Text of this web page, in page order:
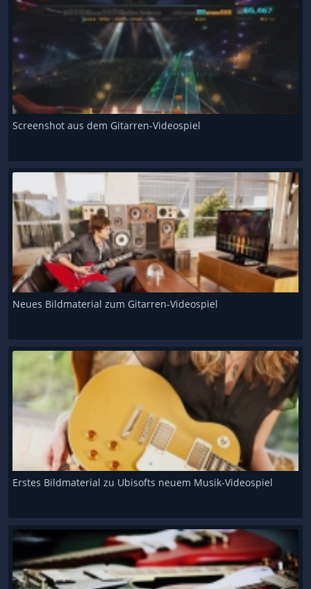
Screenshot aus dem Gitarren-Videospiel
Neues Bildmaterial zum Gitarren-Videospiel
Erstes Bildmaterial zu Ubisofts neuem Musik-Videospiel